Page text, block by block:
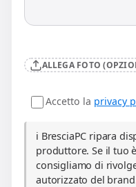
ALLEGA FOTO
Accetto la privacy
ℹ️ BresciaPC ripara
produttore. Se il tuo
consigliamo di
autorizzato del